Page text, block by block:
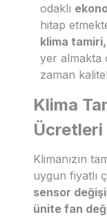
odaklı
hitap
klima
yer almakta
zaman
Klima
Ücretleri
Klimanızın
uygun fiyatlı
sensor
ünite fan